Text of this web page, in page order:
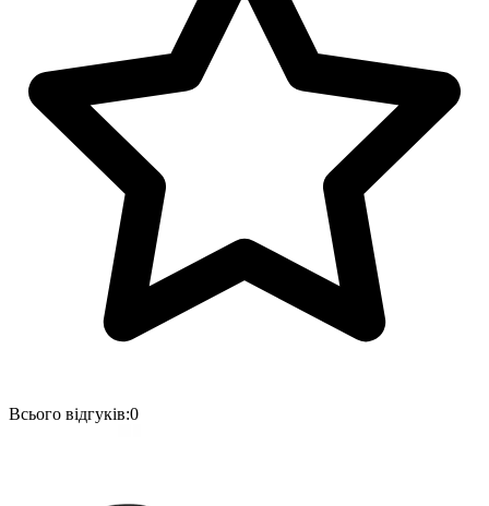
Всього відгуків:0